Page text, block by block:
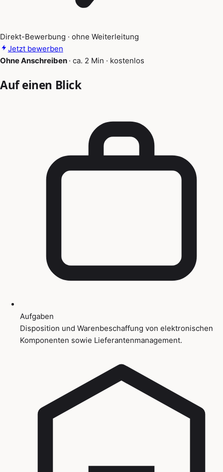
Direkt-Bewerbung · ohne Weiterleitung
Jetzt bewerben
Ohne Anschreiben · ca. 2 Min · kostenlos
Auf einen Blick
Aufgaben
Disposition und Warenbeschaffung von elektronischen
Komponenten sowie Lieferantenmanagement.